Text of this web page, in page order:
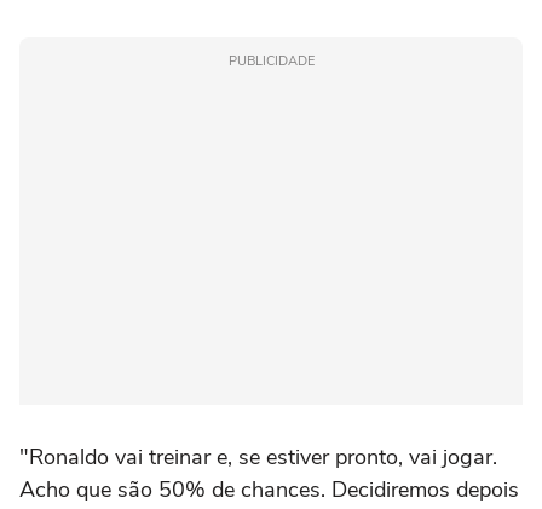
PUBLICIDADE
"Ronaldo vai treinar e, se estiver pronto, vai jogar.
Acho que são 50% de chances. Decidiremos depois